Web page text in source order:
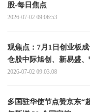
股-每日焦点
2026-07-02 09:06:53
观焦点：7月1日创业板
仓股中际旭创、新易盛
2026-07-02 09:03:08
多国驻华使节点赞京东“